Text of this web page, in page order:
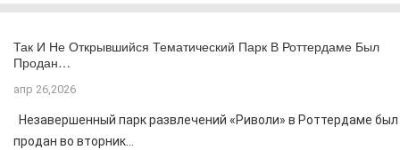
Так И Не Открывшийся Тематический Парк В Роттердаме Был
Продан…
апр 26,2026
Незавершенный парк развлечений «Риволи» в Роттердаме был
продан во вторник...